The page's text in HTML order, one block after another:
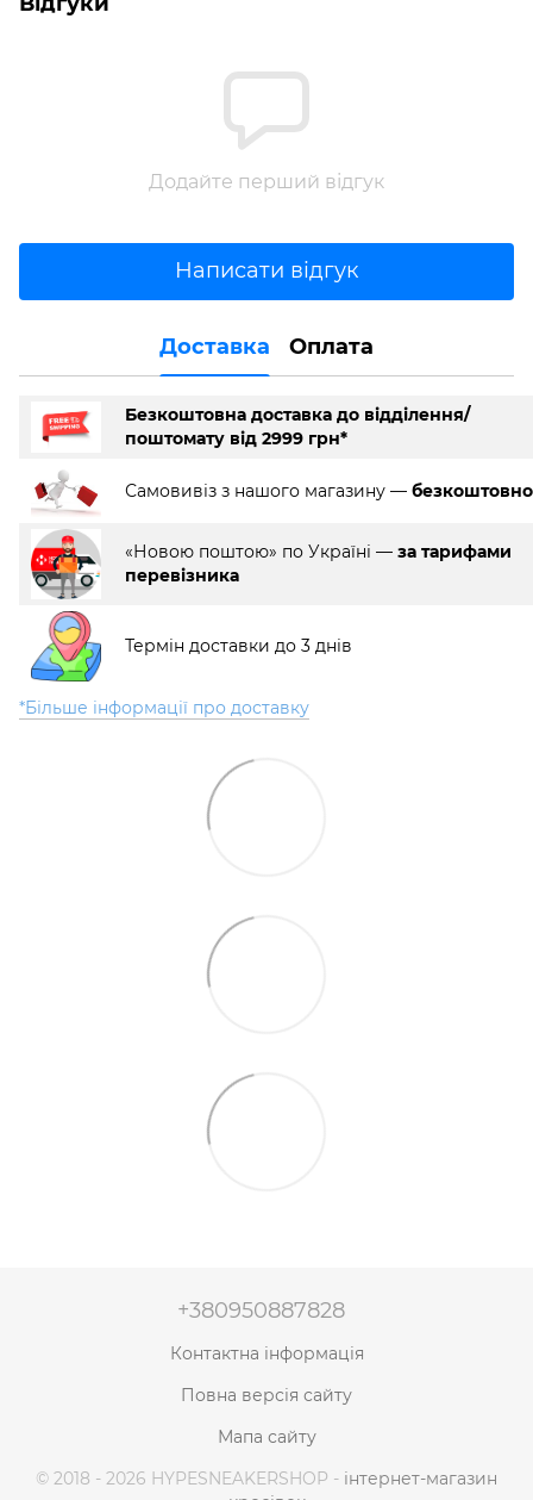
Додайте перший відгук
Написати відгук
Доставка Оплата
Безкоштовна доставка до відділення/
поштомату від 2999 грн*
Самовивіз з нашого магазину — безкоштовно
«Новою поштою» по Україні — за тарифами
перевізника
Термін доставки до 3 днів
*Більше інформації про доставку
+380950887828
Контактна інформація
Повна версія сайту
Мапа сайту
© 2018 - 2026 HYPESNEAKERSHOP - інтернет-магазин